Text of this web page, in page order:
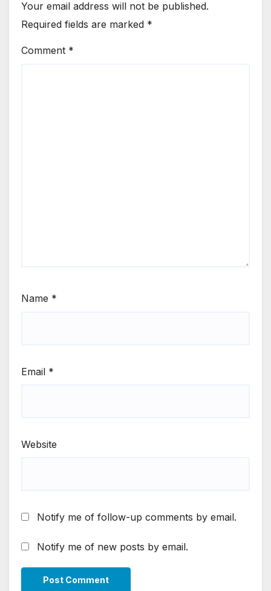
Your email address will not be published.
Required fields are marked *
Comment *
Name *
Email *
Website
Notify me of follow-up comments by email.
Notify me of new posts by email.